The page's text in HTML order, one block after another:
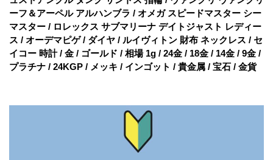
ーフ＆アーペル アルハンブラ / オメガ スピードマスター シー
マスター / ロレックス サブマリーナ デイトジャスト レディー
ス / オーデマピゲ / ダイヤ / ルイヴィトン 財布 ネックレス / セ
イコー 時計 / 金 / ゴールド / 相場 1g / 24金 / 18金 / 14金 / 9金 /
プラチナ / 24KGP / メッキ / インゴット / 貴金属 / 宝石 / 金貨